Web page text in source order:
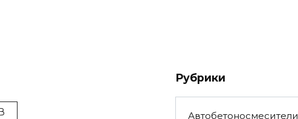
Рубрики
Автобетоносмесители